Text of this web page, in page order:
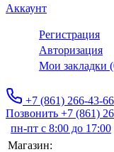
Аккаунт
Регистрация
Авторизация
Мои закладки
+7 (861) 266-43-66
Позвонить +7 (861)
пн-пт с 8:00 до 17:00
Магазин: